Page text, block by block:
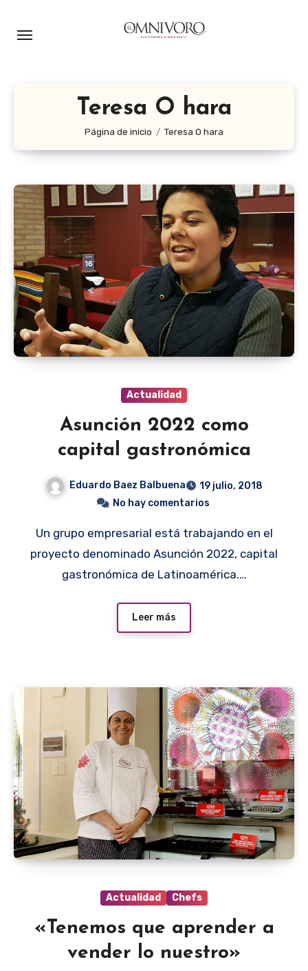
Teresa O hara
Página de inicio Teresa O hara
Actualidad
Asunción 2022 como
capital gastronómica
Eduardo Baez Balbuena
19 julio, 2018
No hay comentarios
Un grupo empresarial está trabajando en el
proyecto denominado Asunción 2022, capital
gastronómica de Latinoamérica.…
Leer más
Actualidad Chefs
«Tenemos que aprender a
vender lo nuestro»